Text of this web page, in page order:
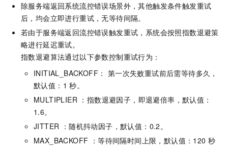
除服务端返回系统流控错误场景外，其他触发条件触发重试
后，均会立即进行重试，无等待间隔。
若由于服务端返回流控错误触发重试，系统会按照指数退避策
略进行延迟重试。
指数退避算法通过以下参数控制重试行为：
INITIAL_BACKOFF： 第一次失败重试前后需等待多久，
默认值：1 秒。
MULTIPLIER ：指数退避因子，即退避倍率，默认值：
1.6。
JITTER ：随机抖动因子，默认值：0.2。
MAX_BACKOFF ：等待间隔时间上限，默认值：120 秒